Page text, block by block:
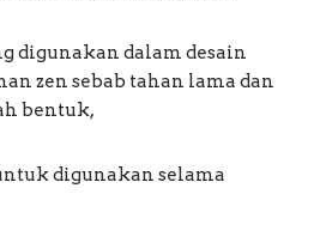
digunakan dalam desain
zen sebab tahan lama dan
bentuk,
digunakan selama